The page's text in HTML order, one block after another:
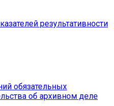
результативности
обязательных
об архивном деле